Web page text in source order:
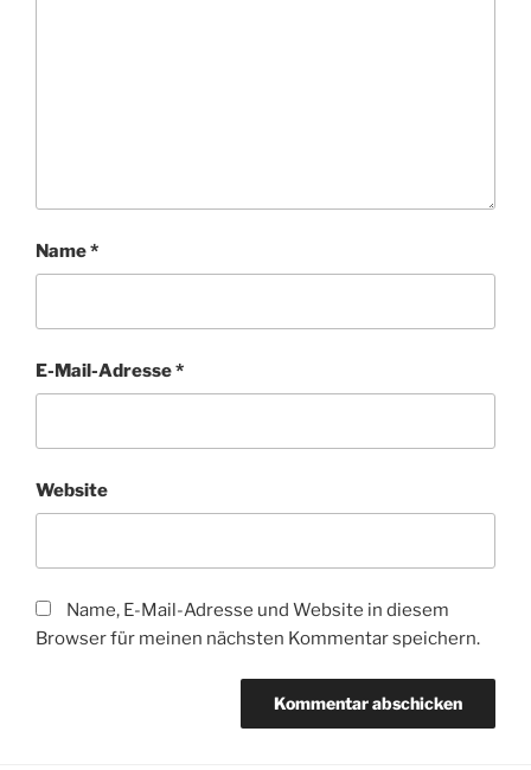
Name*
E-Mail-Adresse*
Website
Name, E-Mail-Adresse und Website in diesem
Browser für meinen nächsten Kommentar speichern.